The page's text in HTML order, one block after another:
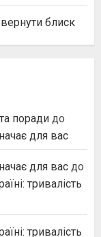
блиск
поради до
для вас
для вас до
тривалість
тривалість